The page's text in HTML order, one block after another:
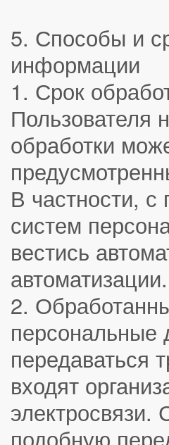
5. Способы и
информации
1. Срок
Пользователя
обработки
В частности,
систем
вестись
автоматизации.
2.
персональные
передаваться
входят
электросвязи.
подобную